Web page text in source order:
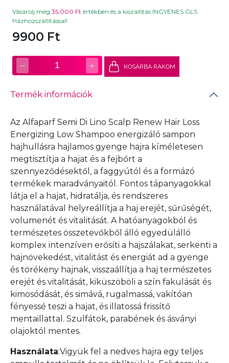
Vásárolj még 35,000 Ft értékben és a kiszállítás INGYENES GLS
Házhozszállítással!
9900 Ft
− 1 + KOSÁRBA RAKOM
Termék információk
Az Alfaparf Semi Di Lino Scalp Renew Hair Loss
Energizing Low Shampoo energizáló sampon
hajhullásra hajlamos gyenge hajra kíméletesen
megtisztítja a hajat és a fejbőrt a
szennyeződésektől, a faggyútól és a formázó
termékek maradványaitól. Fontos tápanyagokkal
látja el a hajat, hidratálja, és rendszeres
használatával helyreállítja a haj erejét, sűrűségét,
volumenét és vitalitását. A hatóanyagokból és
természetes összetevőkből álló egyedülálló
komplex intenzíven erősíti a hajszálakat, serkenti a
hajnövekedést, vitalitást és energiát ad a gyenge
és törékeny hajnak, visszaállítja a haj természetes
erejét és vitalitását, kiküszöböli a szín fakulását és
kimosódását, és simává, rugalmassá, vakítóan
fényessé teszi a hajat, és illatossá frissítő
mentaillattal. Szulfátok, parabének és ásványi
olajoktól mentes.
Használata:Vigyük fel a nedves hajra egy teljes